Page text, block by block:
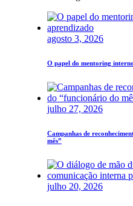
agosto 3, 2026
O papel do mentoring
julho 27, 2026
Campanhas de
mês”
julho 20, 2026